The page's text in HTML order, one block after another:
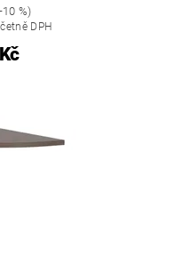
%)
DPH